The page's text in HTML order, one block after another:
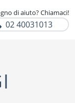
di aiuto? Chiamaci!
02 40031013